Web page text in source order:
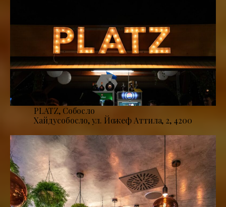
PLATZ, Собосло
Хайдусобосло, ул. Йожеф Аттила, 2, 4200